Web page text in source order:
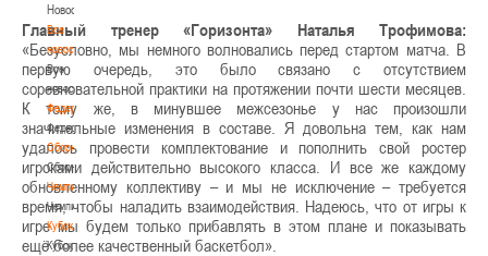
Новости
Все
новости
Все
новости
Федерация
Федерация
Сборные
Сборные
Чемпионат
Чемпионат
Кубок
Кубок
Главный тренер «Горизонта» Наталья Трофимова:
«Безусловно, мы немного волновались перед стартом матча. В
первую очередь, это было связано с отсутствием
соревновательной практики на протяжении почти шести месяцев.
К тому же, в минувшее межсезонье у нас произошли
значительные изменения в составе. Я довольна тем, как нам
удалось провести комплектование и пополнить свой ростер
игроками действительно высокого класса. И все же каждому
обновленному коллективу – и мы не исключение – требуется
время, чтобы наладить взаимодействия. Надеюсь, что от игры к
игре мы будем только прибавлять в этом плане и показывать
ещё более качественный баскетбол».